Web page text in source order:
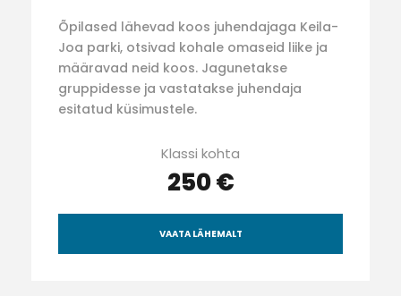
Õpilased lähevad koos juhendajaga Keila-
Joa parki, otsivad kohale omaseid liike ja
määravad neid koos. Jagunetakse
gruppidesse ja vastatakse juhendaja
esitatud küsimustele.
Klassi kohta
250 €
VAATA LÄHEMALT